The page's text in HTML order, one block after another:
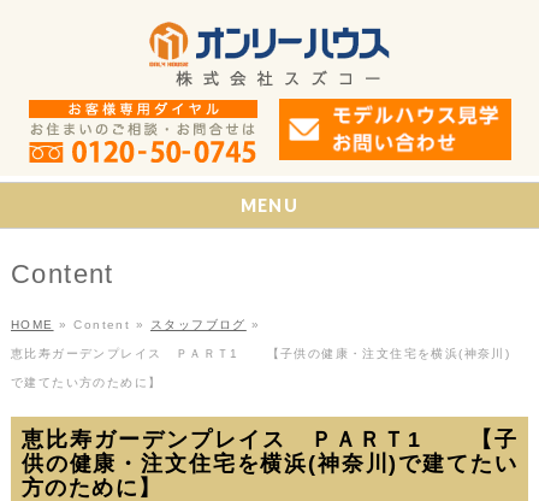
MENU
Content
HOME » Content » スタッフブログ »
恵比寿ガーデンプレイス ＰＡＲＴ1 【子供の健康・注文住宅を横浜(神奈川)
で建てたい方のために】
恵比寿ガーデンプレイス ＰＡＲＴ1 【子
供の健康・注文住宅を横浜(神奈川)で建てたい
方のために】